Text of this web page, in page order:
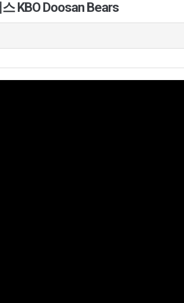
KBO Doosan Bears